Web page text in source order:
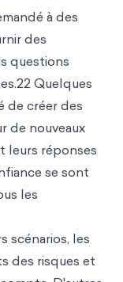
à des
des
questions
Quelques
de créer des
de nouveaux
leurs réponses
se sont
les
scénarios, les
des risques et